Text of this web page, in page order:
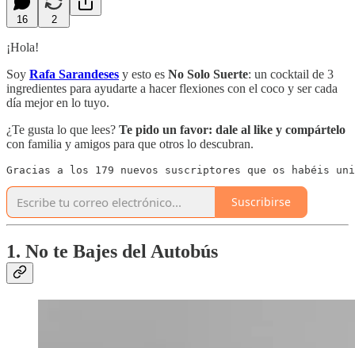
16 2
¡Hola!
Soy Rafa Sarandeses y esto es No Solo Suerte: un cocktail de 3
ingredientes para ayudarte a hacer flexiones con el coco y ser cada
día mejor en lo tuyo.
¿Te gusta lo que lees? Te pido un favor: dale al like y compártelo
con familia y amigos para que otros lo descubran.
Gracias a los 179 nuevos suscriptores que os habéis
Suscribirse
1. No te Bajes del Autobús